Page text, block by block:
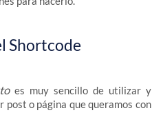
Shortcode
es muy sencillo de utilizar y
post o página que queramos con